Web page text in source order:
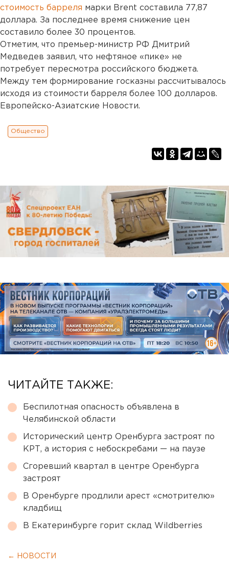
стоимость барреля марки Brent составила 77,87
доллара. За последнее время снижение цен
составило более 30 процентов.
Отметим, что премьер-министр РФ Дмитрий
Медведев заявил, что нефтяное «пике» не
потребует пересмотра российского бюджета.
Между тем формирование госказны рассчитывалось
исходя из стоимости барреля более 100 долларов.
Европейско-Азиатские Новости.
Общество
ЧИТАЙТЕ ТАКЖЕ:
Беспилотная опасность объявлена в
Челябинской области
Исторический центр Оренбурга застроят по
КРТ, а история с небоскребами — на паузе
Сгоревший квартал в центре Оренбурга
застроят
В Оренбурге продлили арест «смотрителю»
кладбищ
В Екатеринбурге горит склад Wildberries
← НОВОСТИ